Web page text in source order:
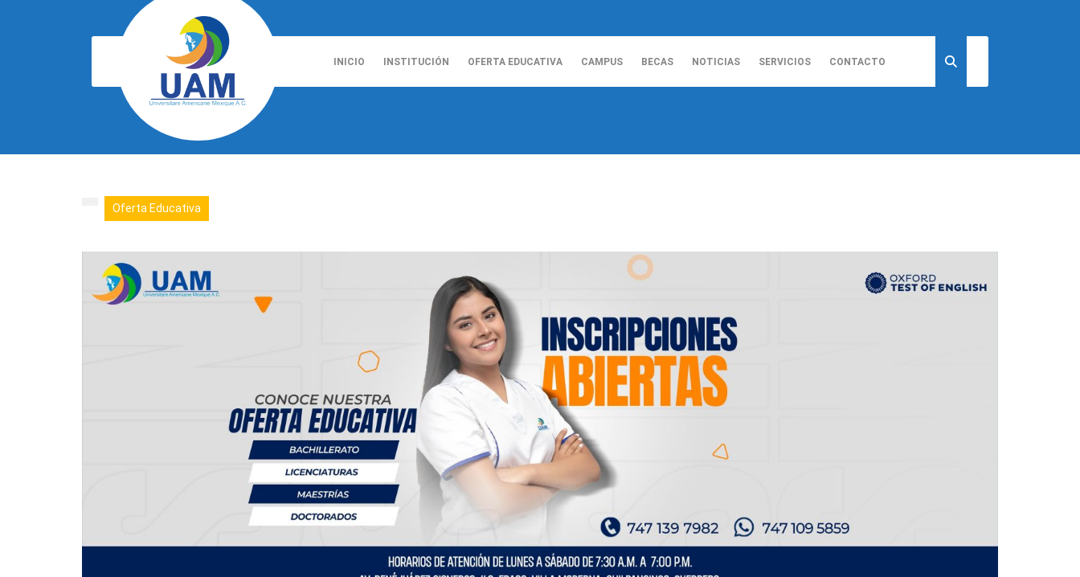
INICIO INSTITUCIÓN OFERTA EDUCATIVA CAMPUS BECAS NOTICIAS SERVICIOS CONTACTO
Oferta Educativa